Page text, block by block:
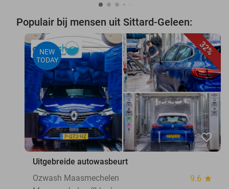
Populair bij mensen uit Sittard-Geleen:
32%
NEW
TODAY
favorite_border
Uitgebreide autowasbeurt
Ozwash Maasmechelen
9.6 star